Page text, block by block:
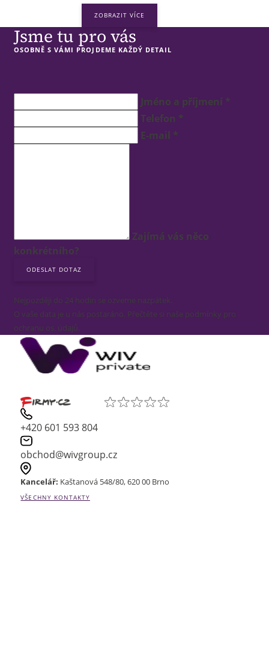
ZOBRAZIT VÍCE
Jsme tu pro vás
OSOBNĚ S VÁMI PROJDEME KAŽDÝ DETAIL
Jméno a příjmení *
Telefon *
E-mail *
Zajímá vás něco
konkrétního?
Nejpozději do 24 hodin se ozveme nazpátek.
O vaše data je u nás postaráno. Přečtěte si naše podmínky pro
ochranu os. údajů.
+420 601 593 804
obchod@wivgroup.cz
Kancelář: Kaštanová 548/80, 620 00 Brno
VŠECHNY KONTAKTY